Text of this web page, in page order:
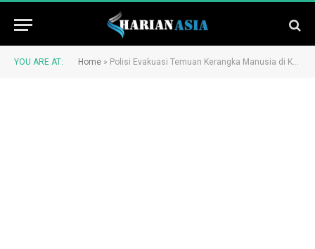
YOU ARE AT: Home » Polisi Evakuasi Temuan Kerangka Manusia di Kebun Kelapa